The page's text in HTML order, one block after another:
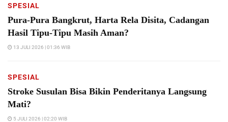
SPESIAL
Pura-Pura Bangkrut, Harta Rela Disita, Cadangan
Hasil Tipu-Tipu Masih Aman?
13 JULI 2026 | 01:36 WIB
SPESIAL
Stroke Susulan Bisa Bikin Penderitanya Langsung
Mati?
5 JULI 2026 | 02:20 WIB